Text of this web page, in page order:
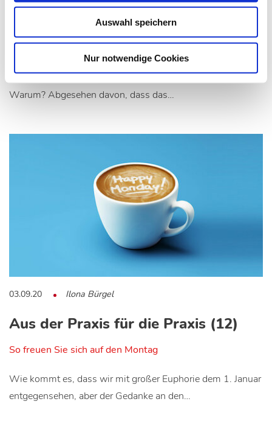
Auswahl speichern
Nur notwendige Cookies
Aus der Praxis für die Praxis (13)
Die Kraft der Emotionen
Es lohnt sich, anderen in kritischen Situationen beizustehen.
Warum? Abgesehen davon, dass das…
03.09.20 Ilona Bürgel
Aus der Praxis für die Praxis (12)
So freuen Sie sich auf den Montag
Wie kommt es, dass wir mit großer Euphorie dem 1. Januar
entgegensehen, aber der Gedanke an den…